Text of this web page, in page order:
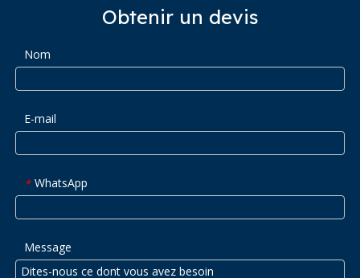
Obtenir un devis
Nom
E-mail
* WhatsApp
Message